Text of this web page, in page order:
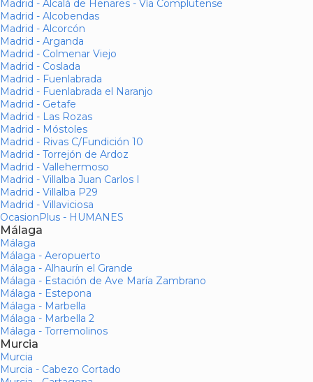
Madrid - Alcalá de Henares - Vía Complutense
Madrid - Alcobendas
Madrid - Alcorcón
Madrid - Arganda
Madrid - Colmenar Viejo
Madrid - Coslada
Madrid - Fuenlabrada
Madrid - Fuenlabrada el Naranjo
Madrid - Getafe
Madrid - Las Rozas
Madrid - Móstoles
Madrid - Rivas C/Fundición 10
Madrid - Torrejón de Ardoz
Madrid - Vallehermoso
Madrid - Villalba Juan Carlos I
Madrid - Villalba P29
Madrid - Villaviciosa
OcasionPlus - HUMANES
Málaga
Málaga
Málaga - Aeropuerto
Málaga - Alhaurín el Grande
Málaga - Estación de Ave María Zambrano
Málaga - Estepona
Málaga - Marbella
Málaga - Marbella 2
Málaga - Torremolinos
Murcia
Murcia
Murcia - Cabezo Cortado